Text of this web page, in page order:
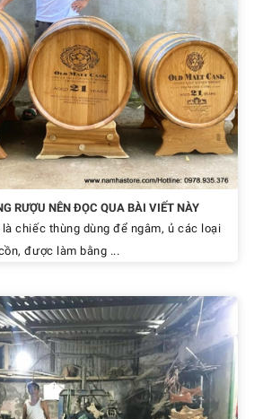
RƯỢU NÊN ĐỌC QUA BÀI VIẾT NÀY
chiếc thùng dùng để ngâm, ủ các loại
được làm bằng ...